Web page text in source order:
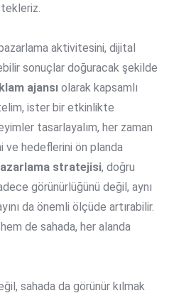
aktivitesini, dijital
sonuçlar doğuracak şekilde
ajansı olarak kapsamlı
ister bir etkinlikte
tasarlayalım, her zaman
ve hedeflerini ön planda
stratejisi, doğru
görünürlüğünü değil, aynı
da önemli ölçüde artırabilir.
de sahada, her alanda
sahada da görünür kılmak